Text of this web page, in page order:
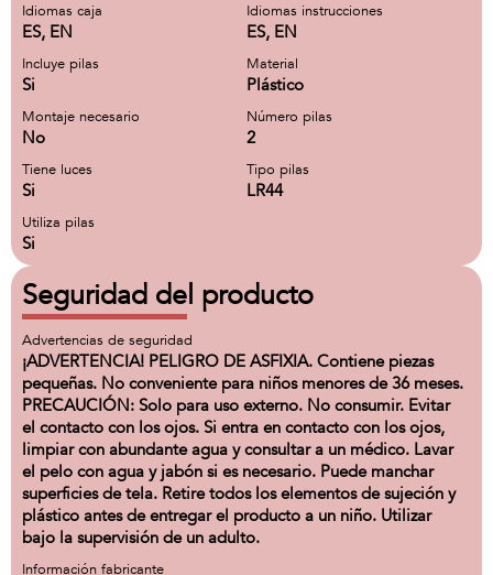
Idiomas caja
ES, EN
Idiomas instrucciones
ES, EN
Incluye pilas
Si
Material
Plástico
Montaje necesario
No
Número pilas
2
Tiene luces
Si
Tipo pilas
LR44
Utiliza pilas
Si
Seguridad del producto
Advertencias de seguridad
¡ADVERTENCIA! PELIGRO DE ASFIXIA. Contiene piezas
pequeñas. No conveniente para niños menores de 36 meses.
PRECAUCIÓN: Solo para uso externo. No consumir. Evitar
el contacto con los ojos. Si entra en contacto con los ojos,
limpiar con abundante agua y consultar a un médico. Lavar
el pelo con agua y jabón si es necesario. Puede manchar
superficies de tela. Retire todos los elementos de sujeción y
plástico antes de entregar el producto a un niño. Utilizar
bajo la supervisión de un adulto.
Información fabricante